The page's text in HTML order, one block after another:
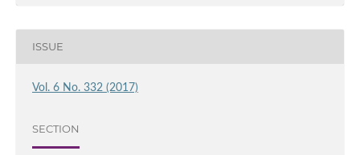
ISSUE
Vol. 6 No. 332 (2017)
SECTION